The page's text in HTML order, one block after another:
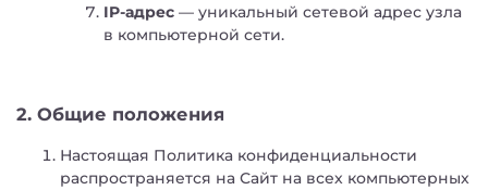
IP-адрес — уникальный сетевой адрес узла
в компьютерной сети.
2. Общие положения
Настоящая Политика конфиденциальности
распространяется на Сайт на всех компьютерных